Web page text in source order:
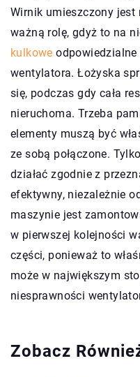
Wirnik umieszczony jest
ważną rolę, gdyż to na
kulkowe odpowiedzialne
wentylatora. Łożyska
się, podczas gdy cała
nieruchoma. Trzeba
elementy muszą być
ze sobą połączone.
działać zgodnie z
efektywny, niezależnie
maszynie jest
w pierwszej kolejności
części, ponieważ to
może w największym
niesprawności
Zobacz